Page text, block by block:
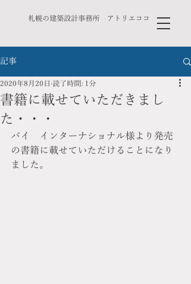
札幌の建築設計事務所 アトリエココ
記事
書籍に載せていただきまし
た・・・
2020年8月20日 読了時間: 1分
パイ　インターナショナル様より発売
の書籍に載せていただけることになり
ました。